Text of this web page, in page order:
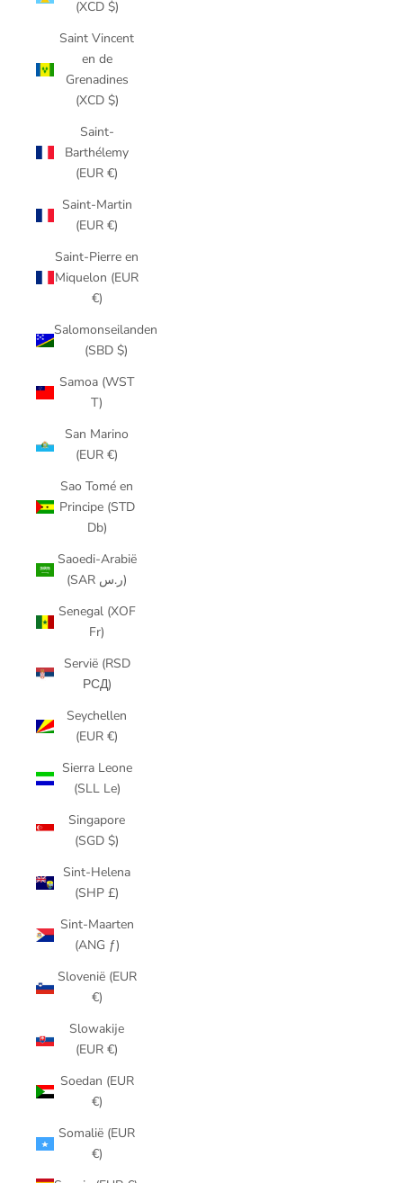
(XCD $)
Saint Vincent
en de
Grenadines
(XCD $)
Saint-
Barthélemy
(EUR €)
Saint-Martin
(EUR €)
Saint-Pierre en
Miquelon (EUR
€)
Salomonseilanden
(SBD $)
Samoa (WST
T)
San Marino
(EUR €)
Sao Tomé en
Principe (STD
Db)
Saoedi-Arabië
(SAR ر.س)
Senegal (XOF
Fr)
Servië (RSD
РСД)
Seychellen
(EUR €)
Sierra Leone
(SLL Le)
Singapore
(SGD $)
Sint-Helena
(SHP £)
Sint-Maarten
(ANG ƒ)
Slovenië (EUR
€)
Slowakije
(EUR €)
Soedan (EUR
€)
Somalië (EUR
€)